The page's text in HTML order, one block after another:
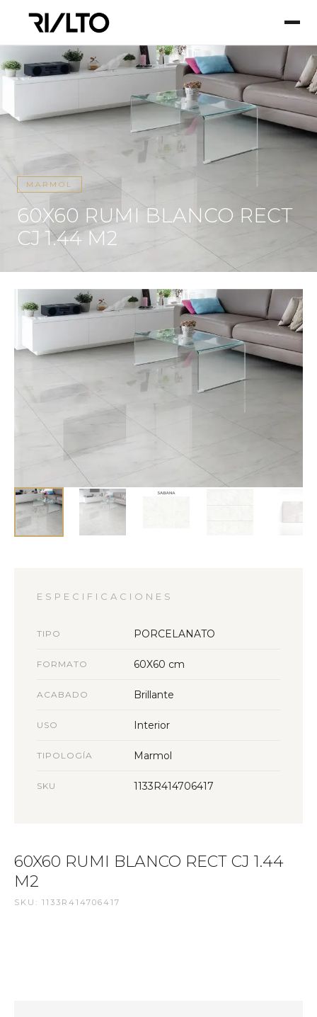
MARMOL
60X60 RUMI BLANCO RECT
CJ 1.44 M2
ESPECIFICACIONES
TIPO PORCELANATO
FORMATO 60X60 cm
ACABADO Brillante
USO Interior
TIPOLOGÍA Marmol
SKU 1133R414706417
60X60 RUMI BLANCO RECT CJ 1.44
M2
SKU: 1133R414706417